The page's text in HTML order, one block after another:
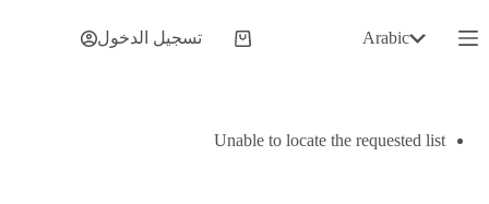
إلى
المحتوى
Arabic
عربة
تسجيل الدخول
Unable to locate the requested list